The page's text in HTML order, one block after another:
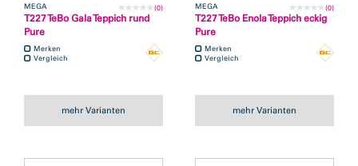
MEGA (0)
T227 TeBo Gala Teppich rund
Pure
Merken
Vergleich
mehr Varianten
MEGA (0)
T227 TeBo Enola Teppich eckig
Pure
Merken
Vergleich
mehr Varianten